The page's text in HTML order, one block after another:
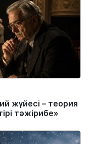
жүйесі – теория
тәжірибе»